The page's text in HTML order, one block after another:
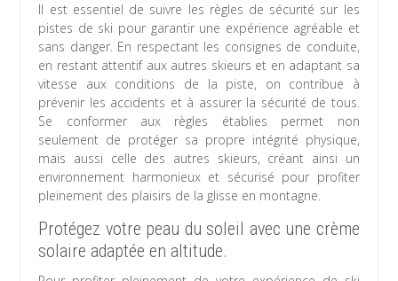
Il est essentiel de suivre les règles de sécurité sur les
pistes de ski pour garantir une expérience agréable et
sans danger. En respectant les consignes de conduite,
en restant attentif aux autres skieurs et en adaptant sa
vitesse aux conditions de la piste, on contribue à
prévenir les accidents et à assurer la sécurité de tous.
Se conformer aux règles établies permet non
seulement de protéger sa propre intégrité physique,
mais aussi celle des autres skieurs, créant ainsi un
environnement harmonieux et sécurisé pour profiter
pleinement des plaisirs de la glisse en montagne.
Protégez votre peau du soleil avec une crème
solaire adaptée en altitude.